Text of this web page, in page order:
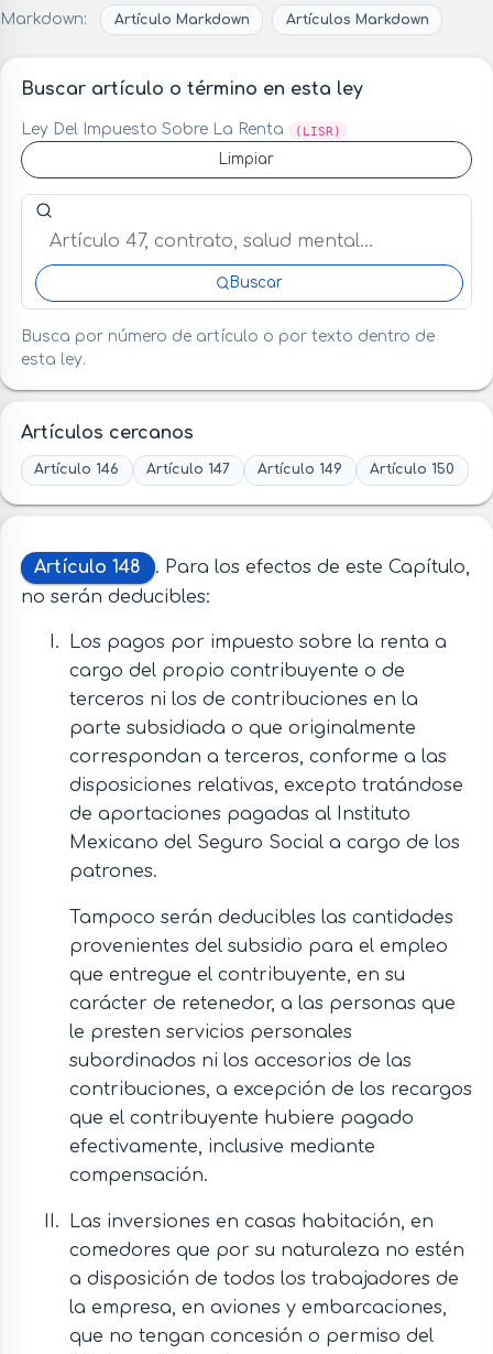
Markdown: Artículo Markdown Artículos Markdown
Buscar artículo o término en esta ley
Ley Del Impuesto Sobre La Renta (LISR)
Limpiar
Buscar artículo o término en esta ley
Buscar
Busca por número de artículo o por texto dentro de
esta ley.
Artículos cercanos
Artículo 146 Artículo 147 Artículo 149 Artículo 150
Artículo 148
. Para los efectos de este Capítulo,
no serán deducibles:
Los pagos por impuesto sobre la renta a
cargo del propio contribuyente o de
terceros ni los de contribuciones en la
parte subsidiada o que originalmente
correspondan a terceros, conforme a las
disposiciones relativas, excepto tratándose
de aportaciones pagadas al Instituto
Mexicano del Seguro Social a cargo de los
patrones.
Tampoco serán deducibles las cantidades
provenientes del subsidio para el empleo
que entregue el contribuyente, en su
carácter de retenedor, a las personas que
le presten servicios personales
subordinados ni los accesorios de las
contribuciones, a excepción de los recargos
que el contribuyente hubiere pagado
efectivamente, inclusive mediante
compensación.
Las inversiones en casas habitación, en
comedores que por su naturaleza no estén
a disposición de todos los trabajadores de
la empresa, en aviones y embarcaciones,
que no tengan concesión o permiso del